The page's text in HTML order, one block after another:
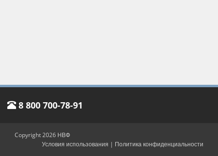
8 800 700-78-91
Copyright 2026 НВФ
Условия использования | Политика конфиденциальности